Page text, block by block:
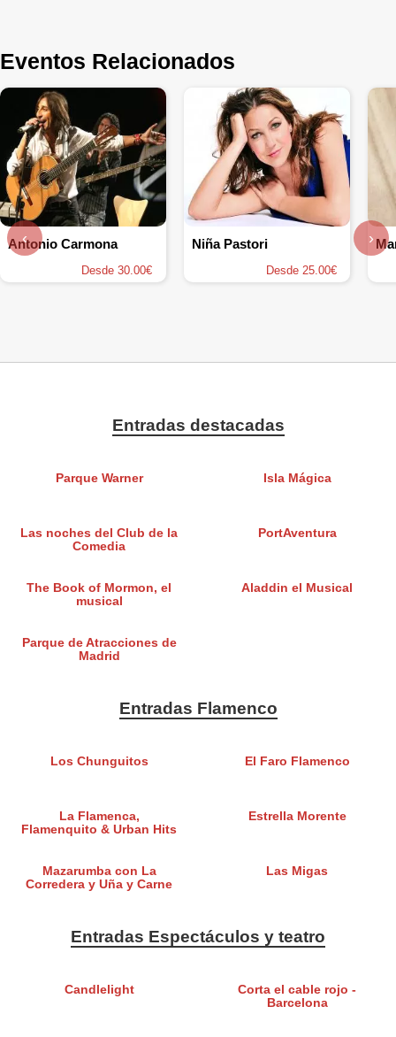
Eventos Relacionados
Antonio Carmona
Desde 30.00€
Niña Pastori
Desde 25.00€
‹ ›
Entradas destacadas
Parque Warner Isla Mágica
Las noches del Club de la
Comedia
PortAventura
The Book of Mormon, el
musical
Aladdin el Musical
Parque de Atracciones de
Madrid
Entradas Flamenco
Los Chunguitos El Faro Flamenco
La Flamenca,
Flamenquito & Urban Hits
Estrella Morente
Mazarumba con La
Corredera y Uña y Carne
Las Migas
Entradas Espectáculos y teatro
Candlelight
Corta el cable rojo -
Barcelona